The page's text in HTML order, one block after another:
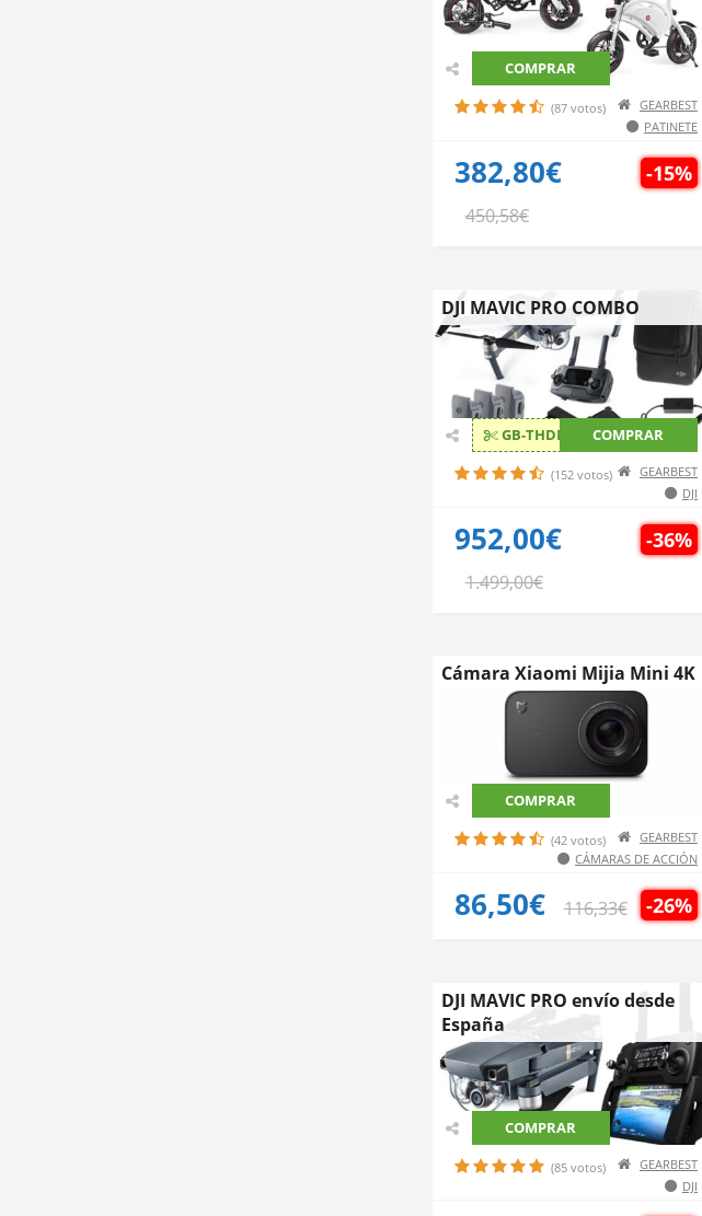
COMPRAR
(87 votos)
GEARBEST
PATINETE
-15%
382,80€
450,58€
DJI MAVIC PRO COMBO
GB-THDMPT COMPRAR
(152 votos)
GEARBEST
DJI
-36%
952,00€
1.499,00€
Cámara Xiaomi Mijia Mini 4K
COMPRAR
(42 votos)
GEARBEST
CÁMARAS DE ACCIÓN
-26%
86,50€ 116,33€
DJI MAVIC PRO envío desde
España
COMPRAR
(85 votos)
GEARBEST
DJI